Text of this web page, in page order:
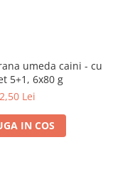
umeda caini - cu
5+1, 6x80 g
Lei
IN COS